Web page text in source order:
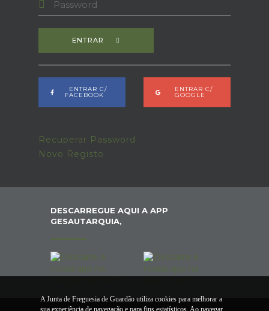
ENTRAR
ENTRAR C/
FACEBOOK
ENTRAR C/
GOOGLE
Recuperar Password
Novo Registo
DESCARREGUE AQUI A APP
GESAUTARQUIA,
A Junta de Freguesia de Guardão utiliza cookies para melhorar a
sua experiência de navegação e para fins estatísticos. Ao navegar